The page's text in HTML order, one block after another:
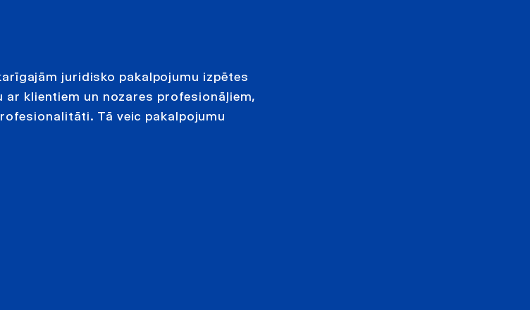
juridisko pakalpojumu izpētes
klientiem un nozares profesionāļiem,
Tā veic pakalpojumu